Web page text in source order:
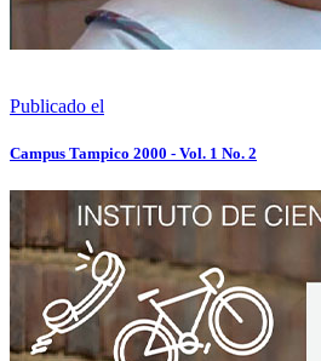
Publicado el
Campus Tampico 2000 - Vol. 1 No. 2